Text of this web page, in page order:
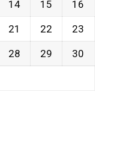
14 15 16
21 22 23
28 29 30